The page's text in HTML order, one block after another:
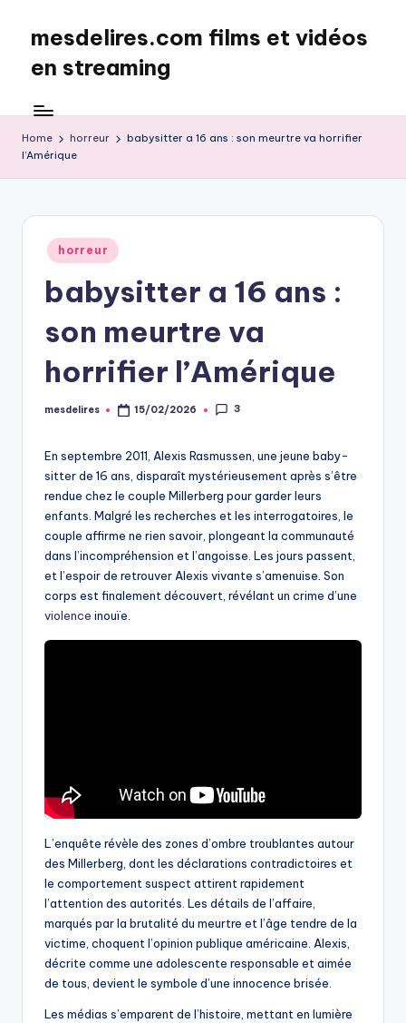
content
mesdelires.com films et vidéos
en streaming
:
film
et
video
en
français
Home horreur
babysitter a 16 ans : son meurtre va horrifier
l’Amérique
Posted
in
horreur
babysitter a 16 ans :
son meurtre va
horrifier l’Amérique
Posted
mesdelires 15/02/2026 3
En septembre 2011, Alexis Rasmussen, une jeune baby-
sitter de 16 ans, disparaît mystérieusement après s’être
rendue chez le couple Millerberg pour garder leurs
enfants. Malgré les recherches et les interrogatoires, le
couple affirme ne rien savoir, plongeant la communauté
dans l’incompréhension et l’angoisse. Les jours passent,
et l’espoir de retrouver Alexis vivante s’amenuise. Son
corps est finalement découvert, révélant un crime d’une
violence inouïe.
L’enquête révèle des zones d’ombre troublantes autour
des Millerberg, dont les déclarations contradictoires et
le comportement suspect attirent rapidement
l’attention des autorités. Les détails de l’affaire,
marqués par la brutalité du meurtre et l’âge tendre de la
victime, choquent l’opinion publique américaine. Alexis,
décrite comme une adolescente responsable et aimée
de tous, devient le symbole d’une innocence brisée.
Les médias s’emparent de l’histoire, mettant en lumière